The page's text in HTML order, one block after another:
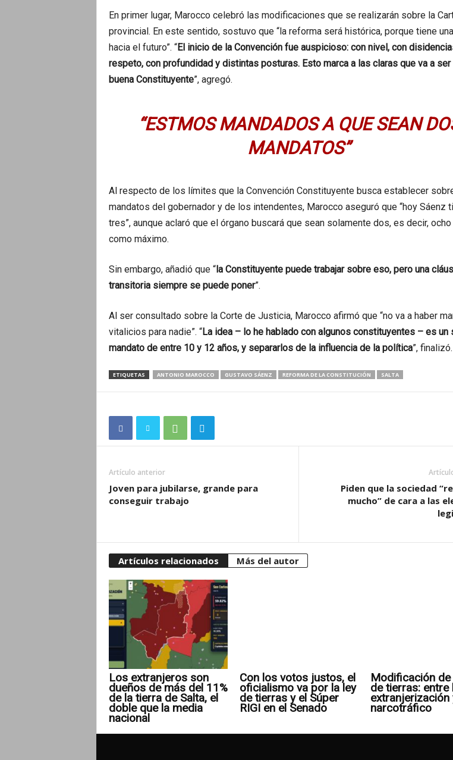
En primer lugar, Marocco celebró las modificaciones que se realizarán sobre la
provincial. En este sentido, sostuvo que “la reforma será histórica, porque tiene
hacia el futuro”. “El inicio de la Convención fue auspicioso: con nivel, con
respeto, con profundidad y distintas posturas. Esto marca a las claras que va a ser
buena Constituyente”, agregó.
“ESTMOS MANDADOS A QUE SEAN
MANDATOS”
Al respecto de los límites que la Convención Constituyente busca establecer
mandatos del gobernador y de los intendentes, Marocco aseguró que “hoy Sáenz
tres”, aunque aclaró que el órgano buscará que sean solamente dos, es decir,
como máximo.
Sin embargo, añadió que “la Constituyente puede trabajar sobre eso, pero una
transitoria siempre se puede poner”.
Al ser consultado sobre la Corte de Justicia, Marocco afirmó que “no va a haber
vitalicios para nadie”. “La idea – lo he hablado con algunos constituyentes – es un
mandato de entre 10 y 12 años, y separarlos de la influencia de la política”, finalizó.
ETIQUETAS ANTONIO MAROCCO GUSTAVO SÁENZ REFORMA DE LA CONSTITUCIÓN SALTA
Artículo anterior
Joven para jubilarse, grande para
conseguir trabajo
Piden que la sociedad
mucho” de cara a las
Artículos relacionados Más del autor
Los extranjeros son
dueños de más del 11%
de la tierra de Salta, el
doble que la media
nacional
Con los votos justos, el
oficialismo va por la ley
de tierras y el Súper
RIGI en el Senado
Modificación de
de tierras: entre
extranjerización
narcotráfico